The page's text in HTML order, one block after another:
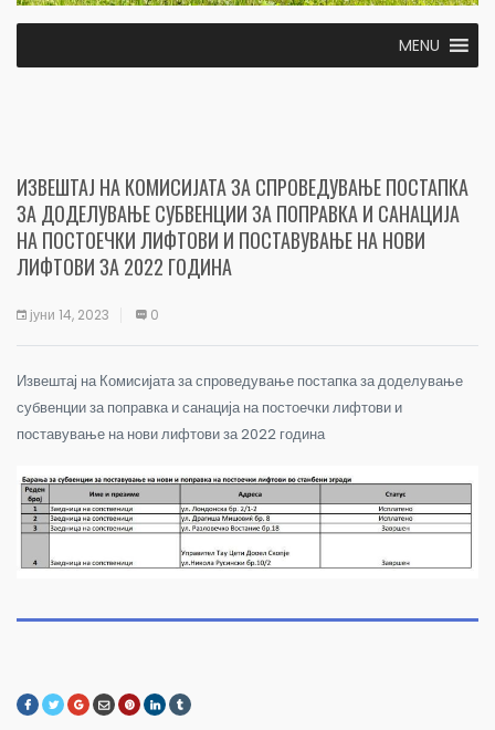
MENU
ИЗВЕШТАЈ НА КОМИСИЈАТА ЗА СПРОВЕДУВАЊЕ ПОСТАПКА
ЗА ДОДЕЛУВАЊЕ СУБВЕНЦИИ ЗА ПОПРАВКА И САНАЦИЈА
НА ПОСТОЕЧКИ ЛИФТОВИ И ПОСТАВУВАЊЕ НА НОВИ
ЛИФТОВИ ЗА 2022 ГОДИНА
јуни 14, 2023 0
Извештај на Комисијата за спроведување постапка за доделување
субвенции за поправка и санација на постоечки лифтови и
поставување на нови лифтови за 2022 година